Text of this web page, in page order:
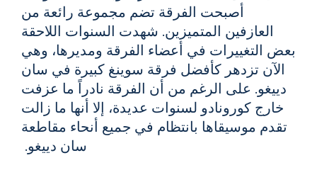
أصبحت الفرقة تضم مجموعة رائعة من
العازفين المتميزين. شهدت السنوات اللاحقة
بعض التغييرات في أعضاء الفرقة ومديرها، وهي
الآن تزدهر كأفضل فرقة سوينغ كبيرة في سان
دييغو. على الرغم من أن الفرقة نادراً ما عزفت
خارج كورونادو لسنوات عديدة، إلا أنها ما زالت
تقدم موسيقاها بانتظام في جميع أنحاء مقاطعة
سان دييغو.